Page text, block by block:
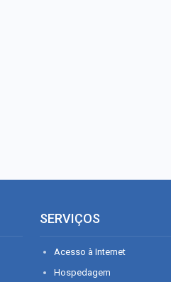
SERVIÇOS
Acesso à Internet
Hospedagem